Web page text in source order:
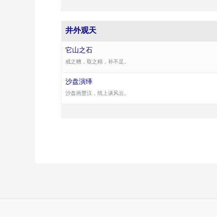
井外观天
它山之石
戒之糟，取之精，补不足。
沙盘演绎
沙盘画楚汉，纸上谈风云。